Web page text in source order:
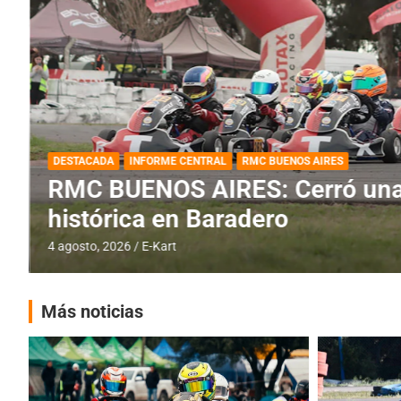
DESTACADA INFORME CENTRAL RMC BUENOS AIRES
RMC BUENOS AIRES: Cerró
histórica en Baradero
4 agosto, 2026 E-Kart
Más noticias